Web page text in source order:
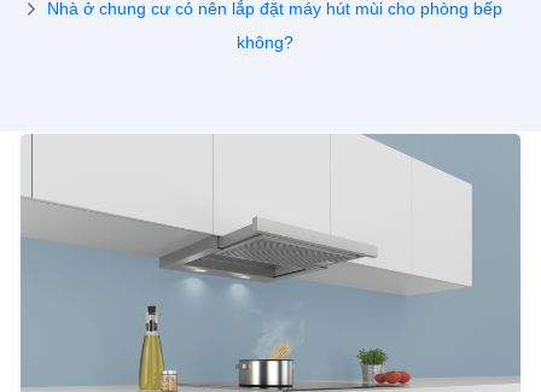
Nhà ở chung cư có nên lắp đặt máy hút mùi cho phòng bếp
không?